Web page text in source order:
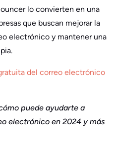
lo convierten en una
que buscan mejorar la
electrónico y mantener una
puede ayudarte a
electrónico en 2024 y más